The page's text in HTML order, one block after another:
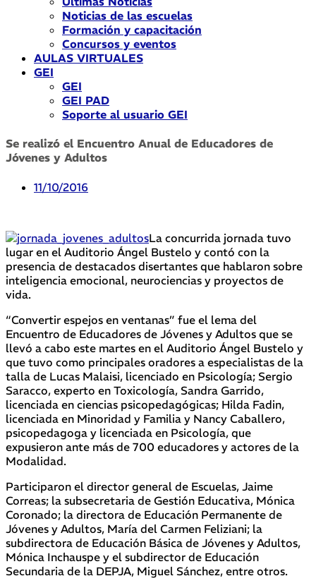
Noticias de las escuelas
Formación y capacitación
Concursos y eventos
AULAS VIRTUALES
GEI
GEI
GEI PAD
Soporte al usuario GEI
Se realizó el Encuentro Anual de Educadores de
Jóvenes y Adultos
11/10/2016
La concurrida jornada tuvo
lugar en el Auditorio Ángel Bustelo y contó con la
presencia de destacados disertantes que hablaron sobre
inteligencia emocional, neurociencias y proyectos de
vida.
“Convertir espejos en ventanas” fue el lema del
Encuentro de Educadores de Jóvenes y Adultos que se
llevó a cabo este martes en el Auditorio Ángel Bustelo y
que tuvo como principales oradores a especialistas de la
talla de Lucas Malaisi, licenciado en Psicología; Sergio
Saracco, experto en Toxicología, Sandra Garrido,
licenciada en ciencias psicopedagógicas; Hilda Fadin,
licenciada en Minoridad y Familia y Nancy Caballero,
psicopedagoga y licenciada en Psicología, que
expusieron ante más de 700 educadores y actores de la
Modalidad.
Participaron el director general de Escuelas, Jaime
Correas; la subsecretaria de Gestión Educativa, Mónica
Coronado; la directora de Educación Permanente de
Jóvenes y Adultos, María del Carmen Feliziani; la
subdirectora de Educación Básica de Jóvenes y Adultos,
Mónica Inchauspe y el subdirector de Educación
Secundaria de la DEPJA, Miguel Sánchez, entre otros.